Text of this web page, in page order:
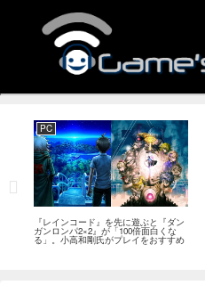
PC
『レインコード』を先に遊ぶと『ダン
ガンロンパ2×2』が「100倍面白くな
る」。小高和剛氏がプレイをおすすめ